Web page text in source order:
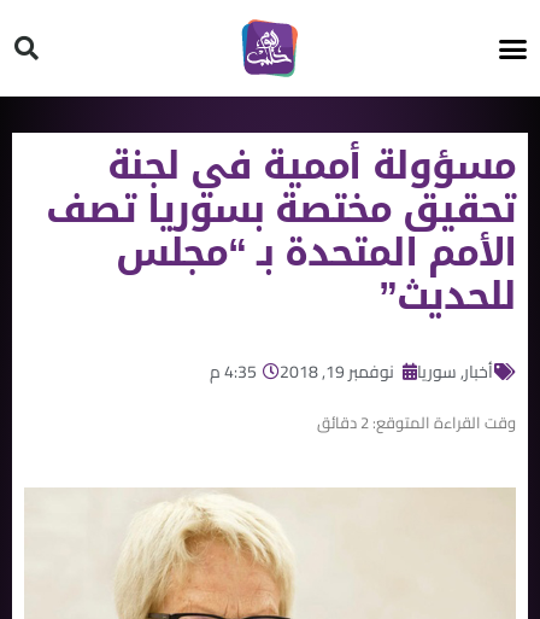
مسؤولة أممية في لجنة
تحقيق مختصة بسوريا تصف
الأمم المتحدة بـ “مجلس
للحديث”
أخبار,سوريا نوفمبر 19, 2018 4:35 م
وقت القراءة المتوقع:2دقائق